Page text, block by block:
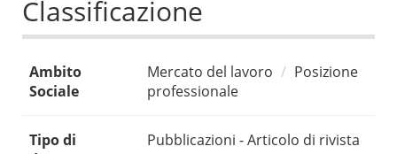
Classificazione
Ambito
Sociale
Mercato del lavoro
Posizione
professionale
Tipo di
Pubblicazioni - Articolo di rivista